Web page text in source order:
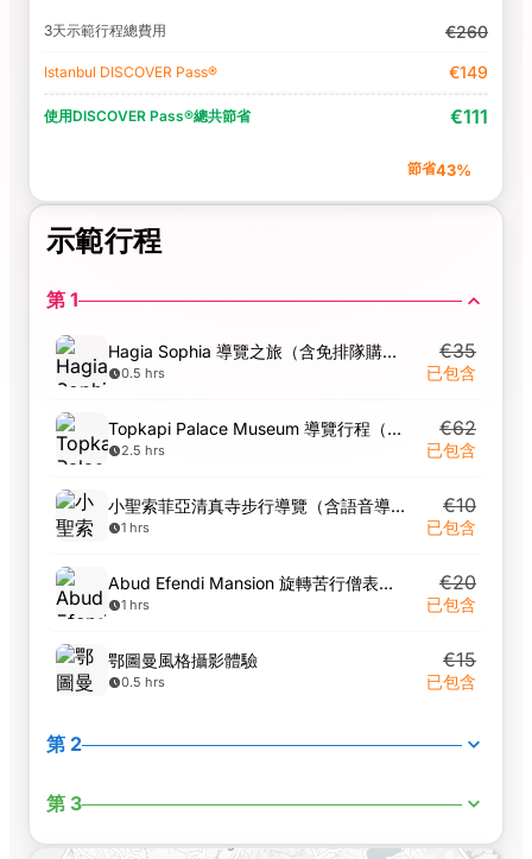
3天示範行程總費用 €260
Istanbul DISCOVER Pass® €149
使用DISCOVER Pass®總共節省 €111
節省43%
示範行程
第 1
Hagia Sophia 導覽之旅（含免排隊購票入場）
0.5 hrs
€35
已包含
Topkapi Palace Museum 導覽行程（含門票）
2.5 hrs
€62
已包含
小聖索菲亞清真寺步行導覽（含語音導覽）
1 hrs
€10
已包含
Abud Efendi Mansion 旋轉苦行僧表演入場門票
1 hrs
€20
已包含
鄂圖曼風格攝影體驗
0.5 hrs
€15
已包含
第 2
第 3